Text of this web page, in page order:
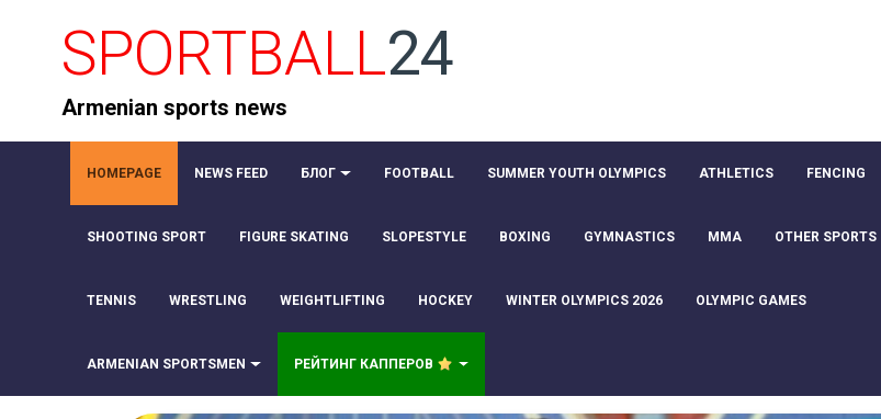
SPORTBALL24
Armenian sports news
HOMEPAGE NEWS FEED БЛОГ FOOTBALL SUMMER YOUTH OLYMPICS ATHLETICS FENCING
SHOOTING SPORT FIGURE SKATING SLOPESTYLE BOXING GYMNASTICS MMA OTHER SPORTS
TENNIS WRESTLING WEIGHTLIFTING HOCKEY WINTER OLYMPICS 2026 OLYMPIC GAMES
ARMENIAN SPORTSMEN РЕЙТИНГ КАППЕРОВ